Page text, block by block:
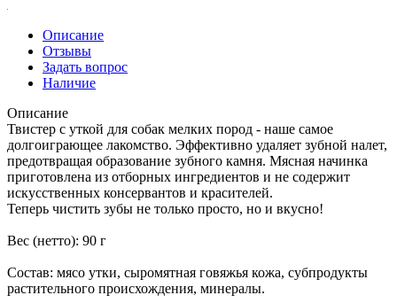
Описание
Отзывы
Задать вопрос
Наличие
Описание
Твистер с уткой для собак мелких пород - наше самое
долгоиграющее лакомство. Эффективно удаляет зубной налет,
предотвращая образование зубного камня. Мясная начинка
приготовлена из отборных ингредиентов и не содержит
искусственных консервантов и красителей.
Теперь чистить зубы не только просто, но и вкусно!
Вес (нетто): 90 г
Состав: мясо утки, сыромятная говяжья кожа, субпродукты
растительного происхождения, минералы.